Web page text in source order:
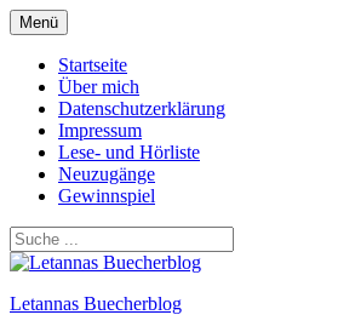
Zum
Inhalt
springen
Menü
Startseite
Über mich
Datenschutzerklärung
Impressum
Lese- und Hörliste
Neuzugänge
Gewinnspiel
Letannas Buecherblog